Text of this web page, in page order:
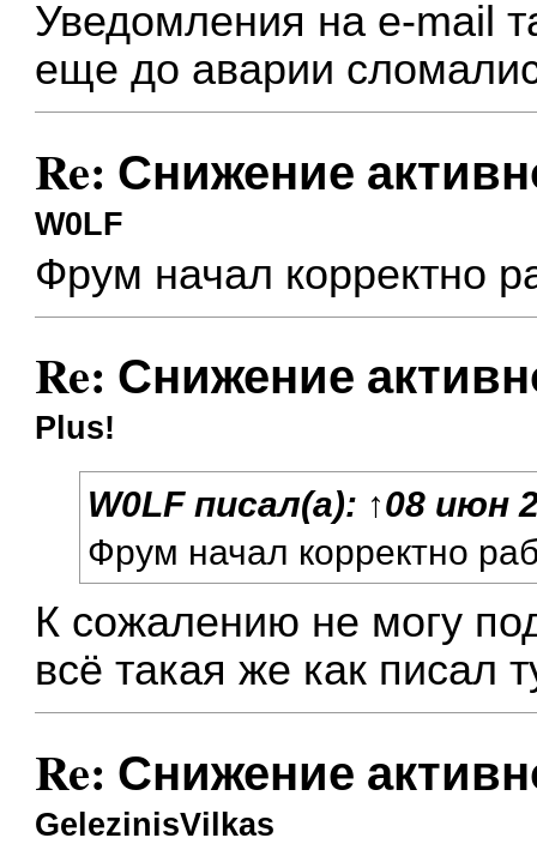
Уведомления на e-mail
еще до аварии
Re: Снижение
W0LF
Фрум начал корректно
Re: Снижение
Plus!
W0LFписал(а): ↑08 июн
Фрум начал корректно
К сожалению не могу
всё такая же как писал
Re: Снижение
GelezinisVilkas